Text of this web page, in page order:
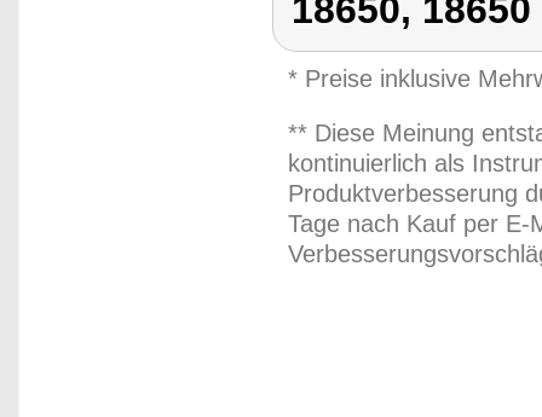
18650,
* Preise inklusive
** Diese Meinung
kontinuierlich als
Produktverbesserung
Tage nach Kauf per E-